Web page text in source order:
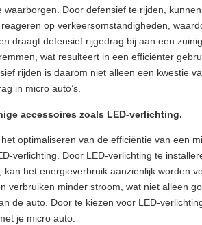
waarborgen. Door defensief te rijden,
op verkeersomstandigheden,
draagt defensief rijgedrag bij aan een
wat resulteert in een efficiënter
rijden is daarom niet alleen een kwestie
in micro auto’s.
accessoires zoals LED-verlichting.
optimaliseren van de efficiëntie van een
verlichting. Door LED-verlichting te
kan het energieverbruik aanzienlijk worden
verbruiken minder stroom, wat niet alleen
de auto. Door te kiezen voor LED-
je micro auto.